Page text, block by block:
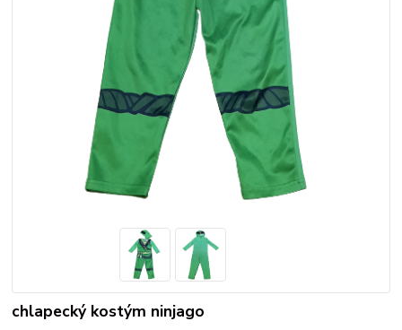
chlapecký kostým ninjago